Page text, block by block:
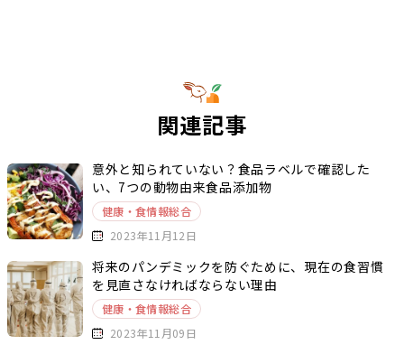
関連記事
意外と知られていない？食品ラベルで確認した
い、7つの動物由来食品添加物
健康・食情報総合
2023年11月12日
将来のパンデミックを防ぐために、現在の食習慣
を見直さなければならない理由
健康・食情報総合
2023年11月09日